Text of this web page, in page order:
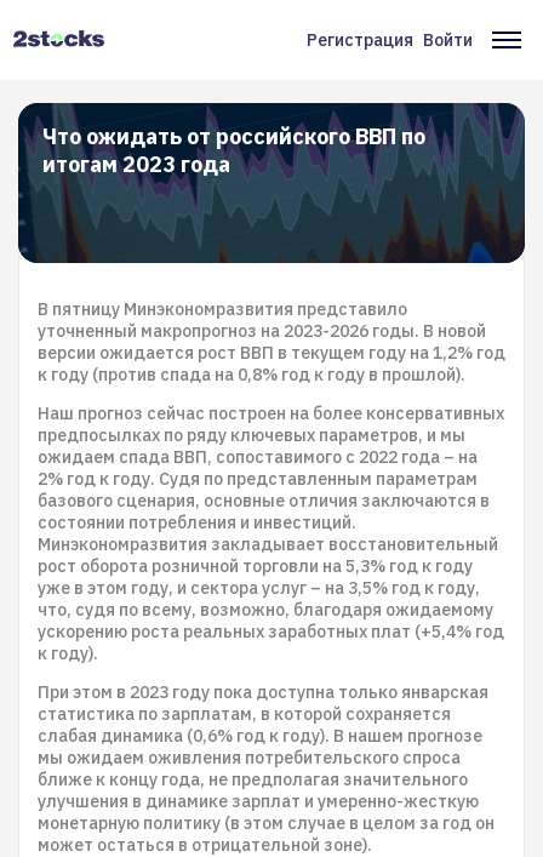
Меню
учётной
записи
пользователя
Регистрация Войти
Что ожидать от российского ВВП по
итогам 2023 года
В пятницу Минэкономразвития представило
уточненный макропрогноз на 2023-2026 годы. В новой
версии ожидается рост ВВП в текущем году на 1,2% год
к году (против спада на 0,8% год к году в прошлой).
Наш прогноз сейчас построен на более консервативных
предпосылках по ряду ключевых параметров, и мы
ожидаем спада ВВП, сопоставимого с 2022 года – на
2% год к году. Судя по представленным параметрам
базового сценария, основные отличия заключаются в
состоянии потребления и инвестиций.
Минэкономразвития закладывает восстановительный
рост оборота розничной торговли на 5,3% год к году
уже в этом году, и сектора услуг – на 3,5% год к году,
что, судя по всему, возможно, благодаря ожидаемому
ускорению роста реальных заработных плат (+5,4% год
к году).
При этом в 2023 году пока доступна только январская
статистика по зарплатам, в которой сохраняется
слабая динамика (0,6% год к году). В нашем прогнозе
мы ожидаем оживления потребительского спроса
ближе к концу года, не предполагая значительного
улучшения в динамике зарплат и умеренно-жесткую
монетарную политику (в этом случае в целом за год он
может остаться в отрицательной зоне).